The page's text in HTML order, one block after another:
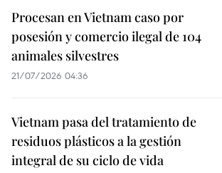
Procesan en Vietnam caso por
posesión y comercio ilegal de 104
animales silvestres
21/07/2026 04:36
Vietnam pasa del tratamiento de
residuos plásticos a la gestión
integral de su ciclo de vida